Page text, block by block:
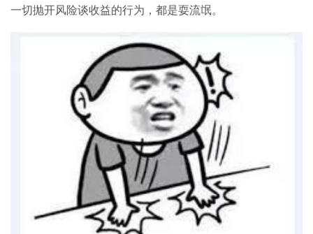
一切抛开风险谈收益的行为，都是耍流氓。